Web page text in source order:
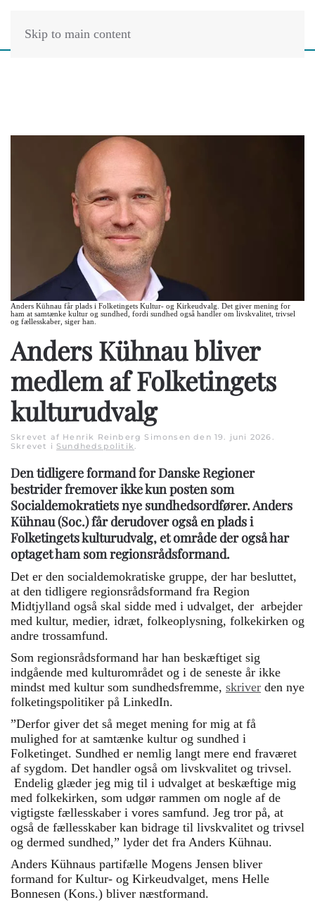
Skip to main content
Anders Kühnau får plads i Folketingets Kultur- og Kirkeudvalg. Det giver mening for
ham at samtænke kultur og sundhed, fordi sundhed også handler om livskvalitet, trivsel
og fællesskaber, siger han.
Anders Kühnau bliver
medlem af Folketingets
kulturudvalg
Skrevet af Henrik Reinberg Simonsen den 19. juni 2026.
Skrevet i Sundhedspolitik.
Den tidligere formand for Danske Regioner
bestrider fremover ikke kun posten som
Socialdemokratiets nye sundhedsordfører. Anders
Kühnau (Soc.) får derudover også en plads i
Folketingets kulturudvalg, et område der også har
optaget ham som regionsrådsformand.
Det er den socialdemokratiske gruppe, der har besluttet,
at den tidligere regionsrådsformand fra Region
Midtjylland også skal sidde med i udvalget, der arbejder
med kultur, medier, idræt, folkeoplysning, folkekirken og
andre trossamfund.
Som regionsrådsformand har han beskæftiget sig
indgående med kulturområdet og i de seneste år ikke
mindst med kultur som sundhedsfremme, skriver den nye
folketingspolitiker på LinkedIn.
”Derfor giver det så meget mening for mig at få
mulighed for at samtænke kultur og sundhed i
Folketinget. Sundhed er nemlig langt mere end fraværet
af sygdom. Det handler også om livskvalitet og trivsel.
Endelig glæder jeg mig til i udvalget at beskæftige mig
med folkekirken, som udgør rammen om nogle af de
vigtigste fællesskaber i vores samfund. Jeg tror på, at
også de fællesskaber kan bidrage til livskvalitet og trivsel
og dermed sundhed,” lyder det fra Anders Kühnau.
Anders Kühnaus partifælle Mogens Jensen bliver
formand for Kultur- og Kirkeudvalget, mens Helle
Bonnesen (Kons.) bliver næstformand.